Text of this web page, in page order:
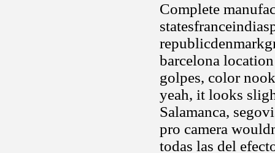
Complete
barcelona
golpes, color
yeah, it looks
Salamanca,
pro camera
todas las del